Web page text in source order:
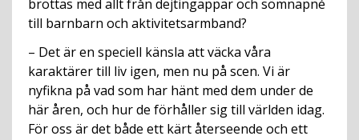
brottas med allt från dejtingappar och sömnapné
till barnbarn och aktivitetsarmband?
– Det är en speciell känsla att väcka våra
karaktärer till liv igen, men nu på scen. Vi är
nyfikna på vad som har hänt med dem under de
här åren, och hur de förhåller sig till världen idag.
För oss är det både ett kärt återseende och ett